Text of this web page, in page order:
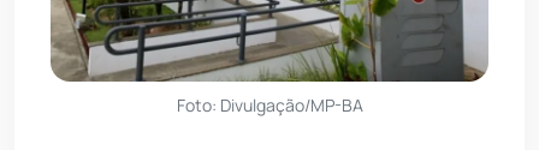
Foto: Divulgação/MP-BA